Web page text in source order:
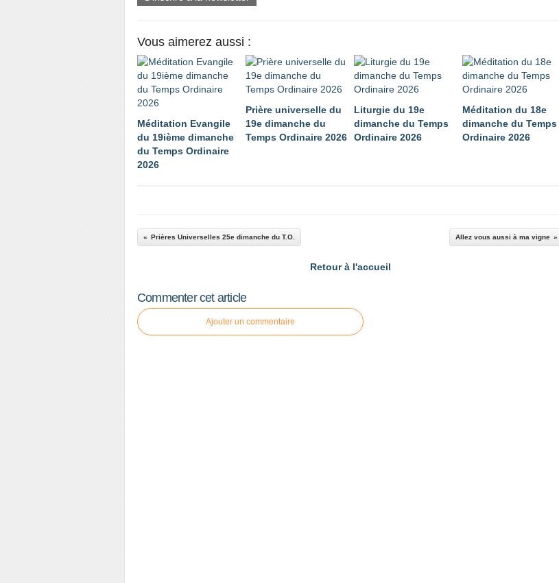
Vous aimerez aussi :
Méditation Evangile
du 19ième dimanche
du Temps Ordinaire
2026
Prière universelle du
19e dimanche du
Temps Ordinaire 2026
Liturgie du 19e
dimanche du Temps
Ordinaire 2026
Méditation du 18e
dimanche du Temps
Ordinaire 2026
Prières Universelles 25e dimanche du T.O. Allez vous aussi à ma vigne
Retour à l'accueil
Commenter cet article
Ajouter un commentaire